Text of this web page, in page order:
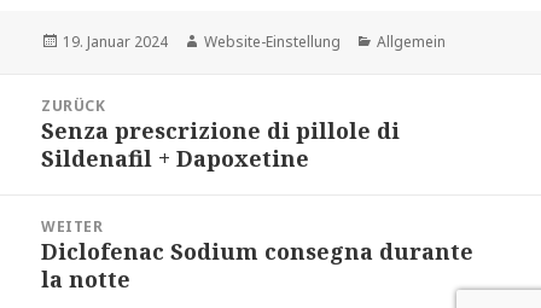
Veröffentlicht
19. Januar 2024 Autor
Website-Einstellung Kategorien
Allgemein
Navigation
ZURÜCK
Vorheriger
Beitrag:
Senza prescrizione di pillole di
Sildenafil + Dapoxetine
WEITER
Nächster
Beitrag:
Diclofenac Sodium consegna durante
la notte